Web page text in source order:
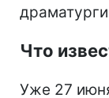
Что
Уже 27